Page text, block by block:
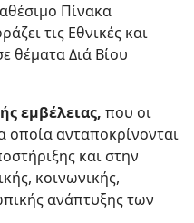
Πίνακα
τις Εθνικές και
θέματα Διά Βίου
εμβέλειας, που οι
οποία ανταποκρίνονται
και στην
κοινωνικής,
ανάπτυξης των